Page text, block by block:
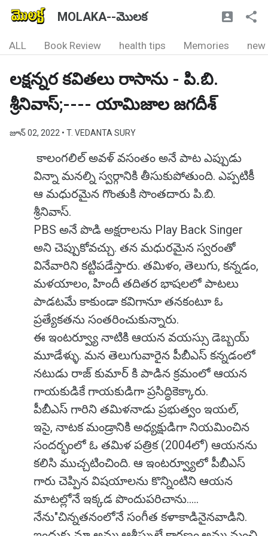
MOLAKA--మొలక
ALL Book Review health tips Memories new
లక్షన్నర కవితలు రాసాను - పి.బి.
శ్రీనివాస్;---- యామిజాల జగదీశ్
జూన్ 02, 2022 • T. VEDANTA SURY
కాలంగలిల్ అవళ్ వసంతం అనే పాట ఎప్పుడు
విన్నా మనల్ని స్వర్గానికి తీసుకుపోతుంది. ఎప్పటికీ
ఆ మధురమైన గొంతుకి సొంతదారు పి.బి.
శ్రీనివాస్.
PBS అనే పొడి అక్షరాలను Play Back Singer
అని చెప్పుకోవచ్చు. తన మధురమైన స్వరంతో
వినేవారిని కట్టిపడేస్తారు. తమిళం, తెలుగు, కన్నడం,
మళయాలం, హిందీ తదితర భాషలలో పాటలు
పాడటమే కాకుండా కవిగానూ తనకంటూ ఓ
ప్రత్యేకతను సంతరించుకున్నారు.
ఈ ఇంటర్వ్యూ నాటికి ఆయన వయస్సు డెబ్బయ్
మూడేళ్ళు. మన తెలుగువారైన పీబీఎస్ కన్నడంలో
నటుడు రాజ్ కుమార్ కి పాడిన క్రమంలో ఆయన
గాయకుడికే గాయకుడిగా ప్రసిద్ధికెక్కారు.
పీబీఎస్ గారిని తమిళనాడు ప్రభుత్వం ఇయల్,
ఇసై, నాటక మండ్రానికి అధ్యక్షుడిగా నియమించిన
సందర్భంలో ఓ తమిళ పత్రిక (2004లో) ఆయనను
కలిసి ముచ్చటించింది. ఆ ఇంటర్వ్యూలో పీబీఎస్
గారు చెప్పిన విషయాలను కొన్నింటిని ఆయన
మాటల్లోనే ఇక్కడ పొందుపరిచాను.....
నేను"చిన్నతనంలోనే సంగీత కళాకాడినైనవాడిని.